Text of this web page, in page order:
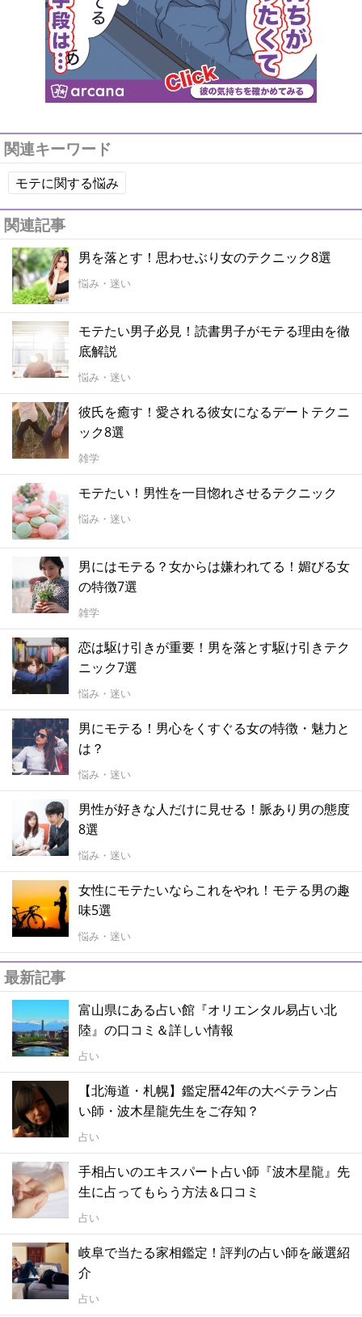
関連キーワード
モテに関する悩み
関連記事
男を落とす！思わせぶり女のテクニック8選
悩み・迷い
モテたい男子必見！読書男子がモテる理由を徹
底解説
悩み・迷い
彼氏を癒す！愛される彼女になるデートテクニ
ック8選
雑学
モテたい！男性を一目惚れさせるテクニック
悩み・迷い
男にはモテる？女からは嫌われてる！媚びる女
の特徴7選
雑学
恋は駆け引きが重要！男を落とす駆け引きテク
ニック7選
悩み・迷い
男にモテる！男心をくすぐる女の特徴・魅力と
は？
悩み・迷い
男性が好きな人だけに見せる！脈あり男の態度
8選
悩み・迷い
女性にモテたいならこれをやれ！モテる男の趣
味5選
悩み・迷い
最新記事
富山県にある占い館『オリエンタル易占い北
陸』の口コミ＆詳しい情報
占い
【北海道・札幌】鑑定暦42年の大ベテラン占
い師・波木星龍先生をご存知？
占い
手相占いのエキスパート占い師『波木星龍』先
生に占ってもらう方法＆口コミ
占い
岐阜で当たる家相鑑定！評判の占い師を厳選紹
介
占い